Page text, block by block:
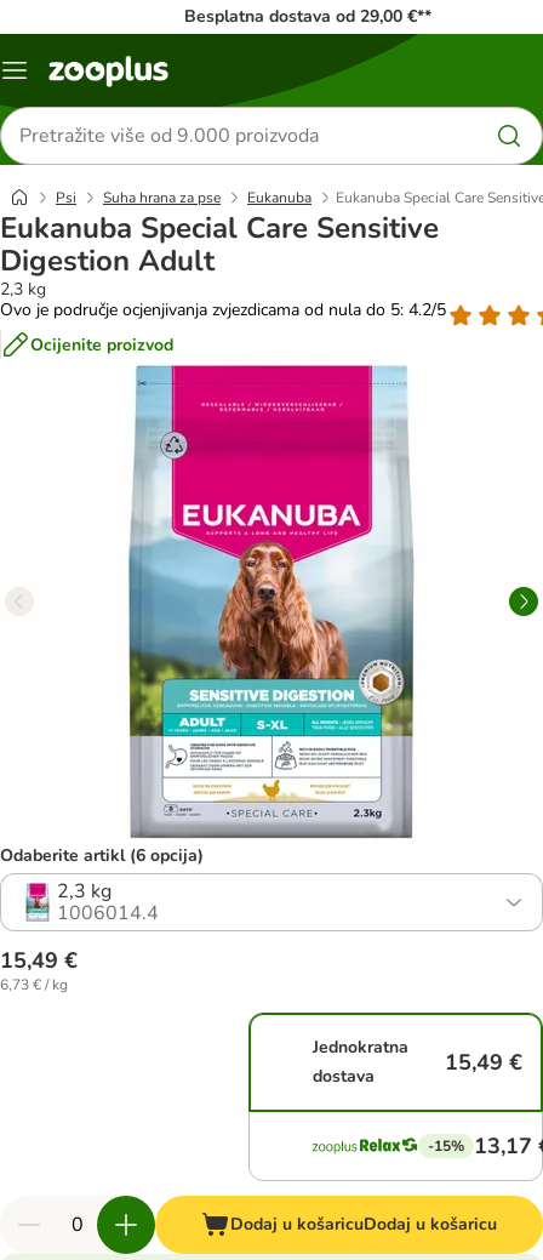
Besplatna dostava od 29,00 €**
Izbornik
Traži
proizvode
Psi Suha hrana za pse Eukanuba Eukanuba Special Care
Eukanuba Special Care Sensitive
Digestion Adult
2,3 kg
Ovo je područje ocjenjivanja zvjezdicama od nula do 5: 4.2/5
Ocijenite proizvod
Odaberite artikl (6 opcija)
2,3 kg
1006014.4
15,49 €
6,73 € / kg
Jednokratna
dostava
15,49 €
-15% 13,17
Dodaj u košaricuDodaj u košaricu